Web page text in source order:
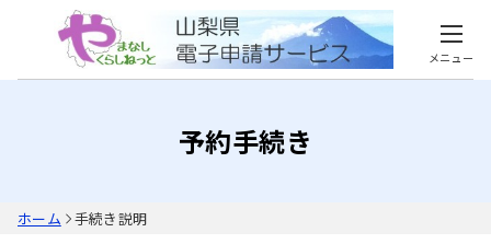
メニュー
予約手続き
ホーム 手続き説明